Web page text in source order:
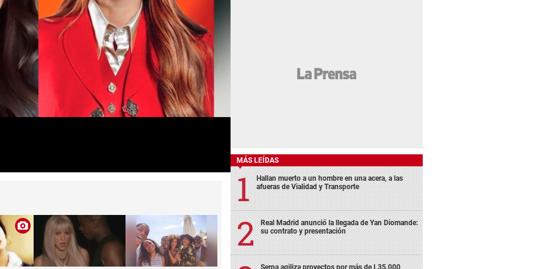
MÁS LEÍDAS
Hallan muerto a un hombre en una acera, a las
afueras de Vialidad y Transporte
Real Madrid anunció la llegada de Yan Diomande:
su contrato y presentación
Serna agiliza proyectos por más de L35,000